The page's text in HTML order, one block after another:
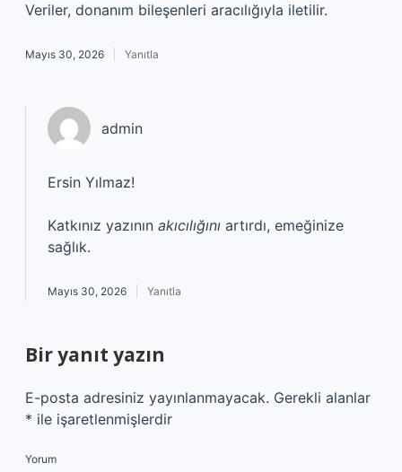
Veriler, donanım bileşenleri aracılığıyla iletilir.
Mayıs 30, 2026 Yanıtla
admin
Ersin Yılmaz!
Katkınız yazının akıcılığını artırdı, emeğinize
sağlık.
Mayıs 30, 2026 Yanıtla
Bir yanıt yazın
E-posta adresiniz yayınlanmayacak. Gerekli alanlar
* ile işaretlenmişlerdir
Yorum